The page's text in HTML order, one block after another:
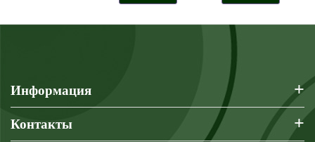
Информация +
Контакты +